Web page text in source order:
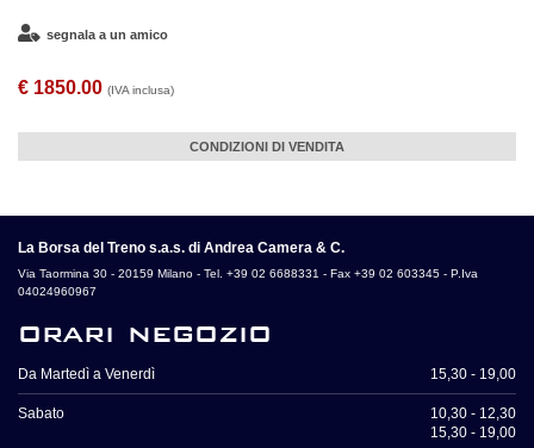
segnala a un amico
€ 1850.00 (IVA inclusa)
CONDIZIONI DI VENDITA
La Borsa del Treno s.a.s. di Andrea Camera & C.
Via Taormina 30 - 20159 Milano - Tel. +39 02 6688331 - Fax +39 02 603345 - P.Iva
04024960967
orari negozio
Da Martedì a Venerdì 15,30 - 19,00
Sabato
10,30 - 12,30
15,30 - 19,00